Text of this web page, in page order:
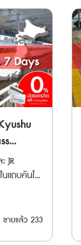
ยในเฉพาะ
สนี้มีระยะ
ำกัดโปรด
เจแปนแอ
Click
ลังจากสั่ง
-
าง
- Gala
ตอน
JR
นแถบคันไซ
กกว่าเดิม
/ Kyoto
เหนือ
ขายแล้ว 233